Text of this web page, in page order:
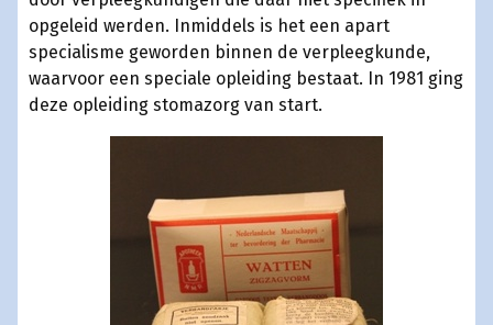
opgeleid werden. Inmiddels is het een apart
specialisme geworden binnen de verpleegkunde,
waarvoor een speciale opleiding bestaat. In 1981 ging
deze opleiding stomazorg van start.